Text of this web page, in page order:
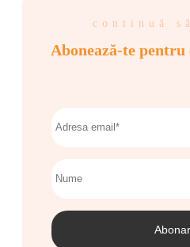
continuă
Abonează-te